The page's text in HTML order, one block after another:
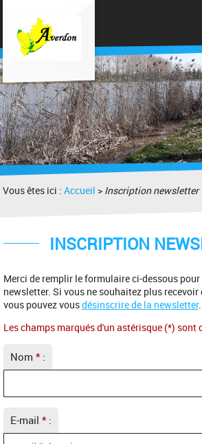
Vous êtes ici :Accueil > Inscription newsletter
INSCRIPTION
Merci de remplir le formulaire ci-dessous
newsletter. Si vous ne souhaitez plus recevoir
vous pouvez vousdésinscrire de la newsletter.
Les champs marqués d'un astérisque (*) sont
Nom *:
E-mail *: